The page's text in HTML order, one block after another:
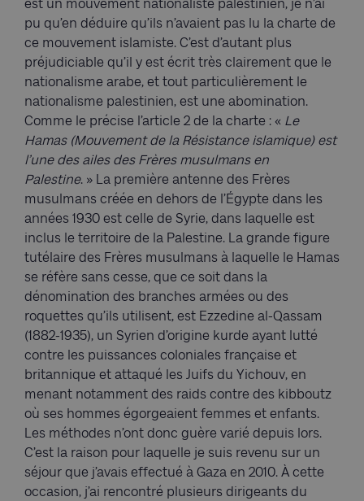
est un mouvement nationaliste palestinien, je n’ai
pu qu’en déduire qu’ils n’avaient pas lu la charte de
ce mouvement islamiste. C’est d’autant plus
préjudiciable qu’il y est écrit très clairement que le
nationalisme arabe, et tout particulièrement le
nationalisme palestinien, est une abomination.
Comme le précise l’article 2 de la charte : « Le
Hamas (Mouvement de la Résistance islamique) est
l’une des ailes des Frères musulmans en
Palestine. » La première antenne des Frères
musulmans créée en dehors de l’Égypte dans les
années 1930 est celle de Syrie, dans laquelle est
inclus le territoire de la Palestine. La grande figure
tutélaire des Frères musulmans à laquelle le Hamas
se réfère sans cesse, que ce soit dans la
dénomination des branches armées ou des
roquettes qu’ils utilisent, est Ezzedine al-Qassam
(1882-1935), un Syrien d’origine kurde ayant lutté
contre les puissances coloniales française et
britannique et attaqué les Juifs du Yichouv, en
menant notamment des raids contre des kibboutz
où ses hommes égorgeaient femmes et enfants.
Les méthodes n’ont donc guère varié depuis lors.
C’est la raison pour laquelle je suis revenu sur un
séjour que j’avais effectué à Gaza en 2010. À cette
occasion, j’ai rencontré plusieurs dirigeants du